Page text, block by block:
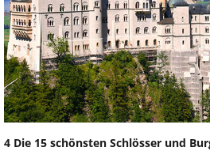
4 Die 15 schönsten Schlösser und